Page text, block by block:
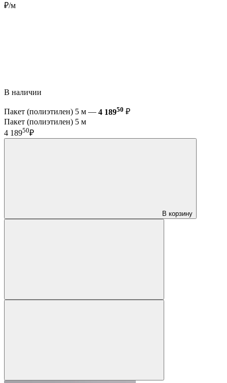
₽/м
В наличии
Пакет (полиэтилен) 5 м — 4 18950 ₽
Пакет (полиэтилен) 5 м
4 18950₽
В корзину